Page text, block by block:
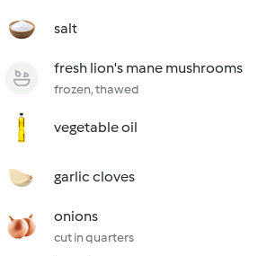
salt
fresh lion's mane mushrooms
frozen, thawed
vegetable oil
garlic cloves
onions
cut in quarters